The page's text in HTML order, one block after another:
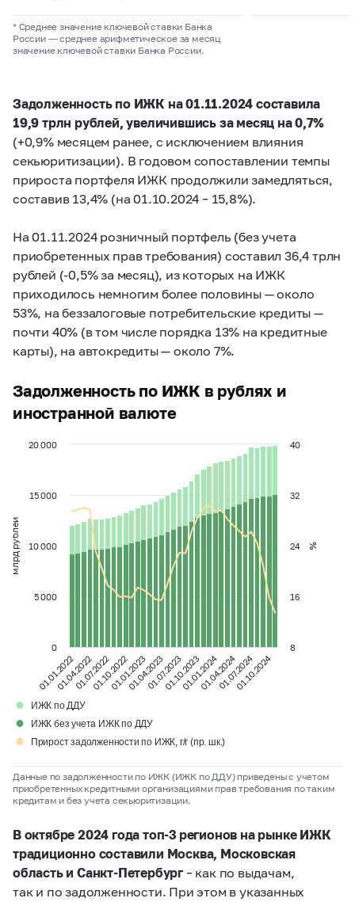
* Среднее значение ключевой ставки Банка
России ― среднее арифметическое за месяц
значение ключевой ставки Банка России.
Задолженность по ИЖК на 01.11.2024 составила
19,9 трлн рублей, увеличившись за месяц на 0,7%
(+0,9% месяцем ранее, с исключением влияния
секьюритизации). В годовом сопоставлении темпы
прироста портфеля ИЖК продолжили замедляться,
составив 13,4% (на 01.10.2024–15,8%).
На 01.11.2024 розничный портфель (без учета
приобретенных прав требования) составил 36,4 трлн
рублей (-0,5% за месяц), из которых на ИЖК
приходилось немногим более половины — около
53%, на беззалоговые потребительские кредиты —
почти 40% (в том числе порядка 13% на кредитные
карты), на автокредиты — около 7%.
Задолженность по ИЖК в рублях и
иностранной валюте
млрд рублей %
01.01.202201.07.202201.01.202301.07.202301.01.202401.07.2024
01.04.202201.10.202201.04.202301.10.202301.04.202401.10.2024
0
5 000
10 000
15 000
20 000
8
16
24
32
40
● ИЖК по ДДУ
● ИЖК без учета ИЖК по ДДУ
● Прирост задолженности по ИЖК, г/г (пр. шк.)
Данные по задолженности по ИЖК (ИЖК по ДДУ) приведены с учетом
приобретенных кредитными организациями прав требования по таким
кредитам и без учета секьюритизации.
В октябре 2024 года топ-3 регионов на рынке ИЖК
традиционно составили Москва, Московская
область и Санкт-Петербург–как по выдачам,
так и по задолженности. При этом в указанных